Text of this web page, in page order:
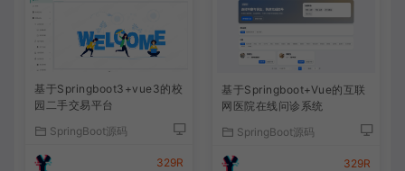
基于Springboot3+vue3的校
园二手交易平台
SpringBoot源码
329R
基于Springboot+Vue的互联
网医院在线问诊系统
SpringBoot源码
329R